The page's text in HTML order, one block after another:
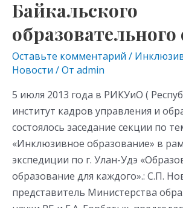
Байкальского
Оставьте комментарий /
Новости / От admin
5 июля 2013 года в РИКУиО (
институт кадров управления и
состоялось заседание секции по
«Инклюзивное образование» в
экспедиции по г. Улан-Удэ
образование для каждого».: С.П.
представитель Министерства